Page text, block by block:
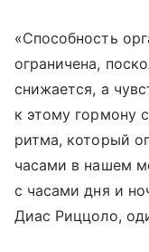
«Способность
ограничена,
снижается, а
к этому гормону
ритма, который
часами в нашем
с часами дня и
Диас Риццоло,